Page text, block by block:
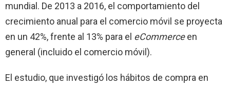
mundial. De 2013 a 2016, el comportamiento del
crecimiento anual para el comercio móvil se proyecta
en un 42%, frente al 13% para el eCommerceen
general (incluido el comercio móvil).
El estudio, que investigó los hábitos de compra en